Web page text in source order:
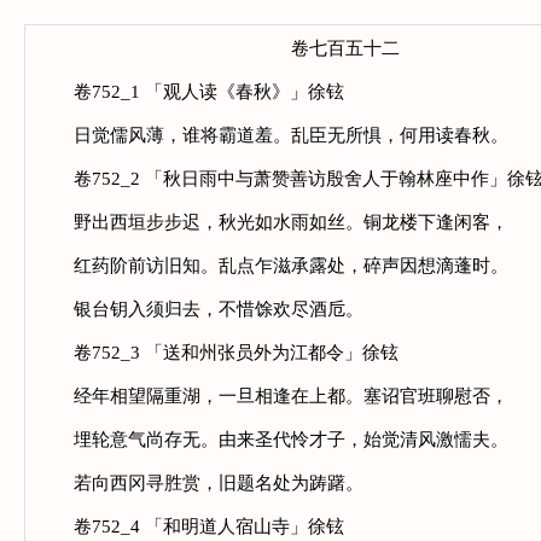
卷七百五十二
卷752_1 「观人读《春秋》」徐铉
日觉儒风薄，谁将霸道羞。乱臣无所惧，何用读春秋。
卷752_2 「秋日雨中与萧赞善访殷舍人于翰林座中作」徐
野出西垣步步迟，秋光如水雨如丝。铜龙楼下逢闲客，
红药阶前访旧知。乱点乍滋承露处，碎声因想滴蓬时。
银台钥入须归去，不惜馀欢尽酒卮。
卷752_3 「送和州张员外为江都令」徐铉
经年相望隔重湖，一旦相逢在上都。塞诏官班聊慰否，
埋轮意气尚存无。由来圣代怜才子，始觉清风激懦夫。
若向西冈寻胜赏，旧题名处为踌躇。
卷752_4 「和明道人宿山寺」徐铉